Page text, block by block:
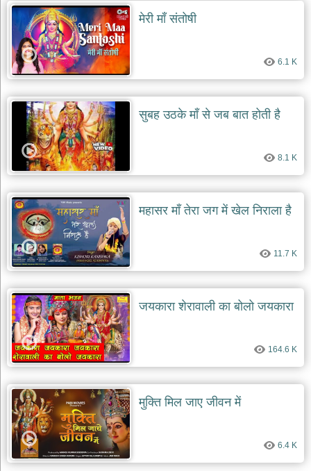
मेरी माँ संतोषी
6.1 K
सुबह उठके माँ से जब बात होती है
8.1 K
महासर माँ तेरा जग में खेल निराला है
11.7 K
जयकारा शेरावाली का बोलो जयकारा
164.6 K
मुक्ति मिल जाए जीवन में
6.4 K